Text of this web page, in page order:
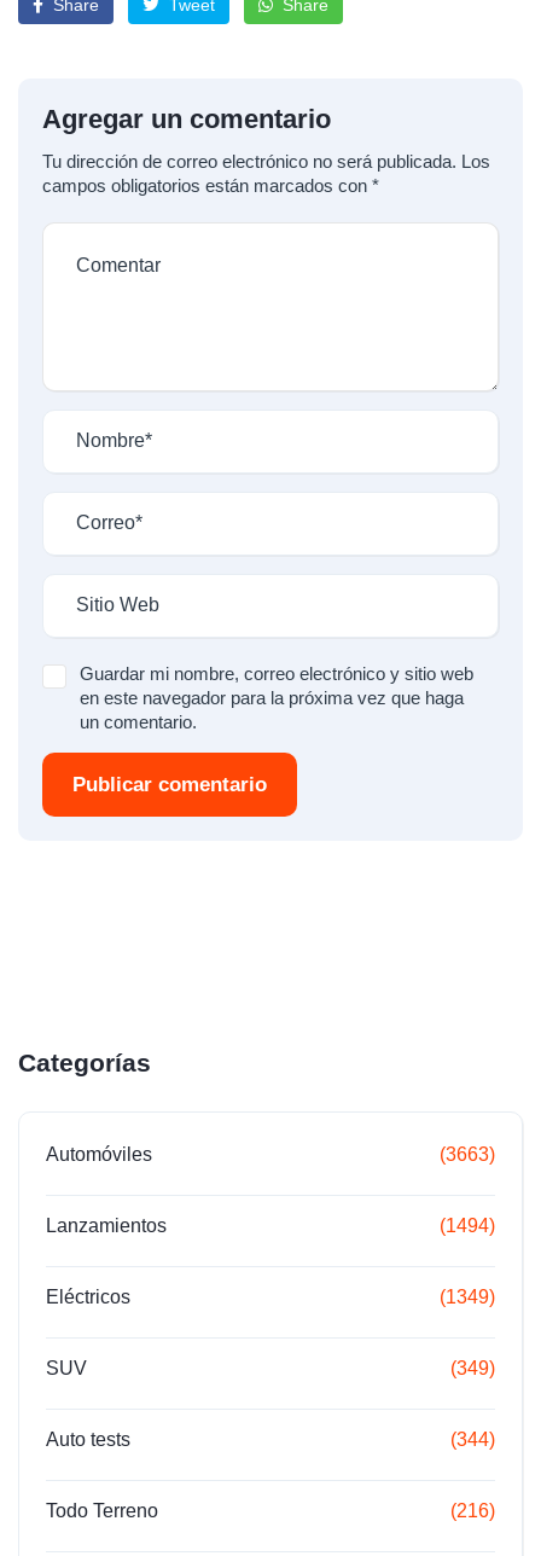
Share Tweet Share
Agregar un comentario
Tu dirección de correo electrónico no será publicada. Los
campos obligatorios están marcados con *
Guardar mi nombre, correo electrónico y sitio web
en este navegador para la próxima vez que haga
un comentario.
Publicar comentario
Categorías
Automóviles (3663)
Lanzamientos (1494)
Eléctricos (1349)
SUV (349)
Auto tests (344)
Todo Terreno (216)